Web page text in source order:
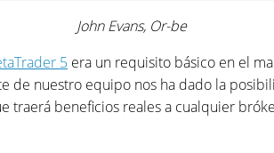
John Evans, Or-be
5 era un requisito básico en el
de nuestro equipo nos ha dado la
traerá beneficios reales a cualquier